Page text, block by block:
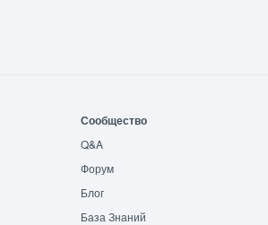
Сообщество
Q&A
Форум
Блог
База Знаний